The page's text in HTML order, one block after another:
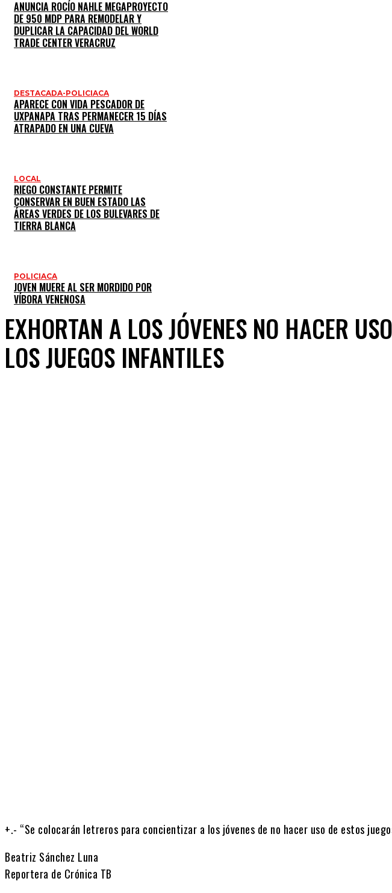
ANUNCIA ROCÍO NAHLE MEGAPROYECTO
DE 950 MDP PARA REMODELAR Y
DUPLICAR LA CAPACIDAD DEL WORLD
TRADE CENTER VERACRUZ
DESTACADA-POLICIACA
APARECE CON VIDA PESCADOR DE
UXPANAPA TRAS PERMANECER 15 DÍAS
ATRAPADO EN UNA CUEVA
LOCAL
RIEGO CONSTANTE PERMITE
CONSERVAR EN BUEN ESTADO LAS
ÁREAS VERDES DE LOS BULEVARES DE
TIERRA BLANCA
POLICIACA
JOVEN MUERE AL SER MORDIDO POR
VÍBORA VENENOSA
EXHORTAN A LOS JÓVENES NO HACER
LOS JUEGOS INFANTILES
+.- “Se colocarán letreros para concientizar a los jóvenes de no hacer uso de estos
Beatriz Sánchez Luna
Reportera de Crónica TB